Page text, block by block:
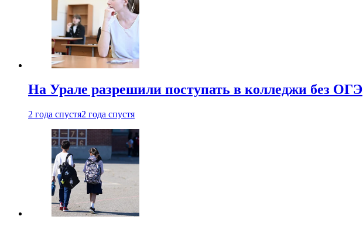
На Урале разрешили поступать в колледжи без ОГЭ
2 года спустя2 года спустя